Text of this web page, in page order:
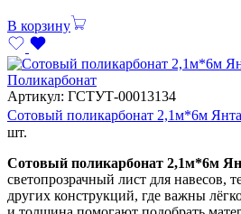
В корзину
Поликарбонат
Артикул: ГСТУТ-00013134
Сотовый поликарбонат 2,1м*6м
шт.
Сотовый поликарбонат 2,1м*6м
светопрозрачный лист для навесов,
других конструкций, где важны